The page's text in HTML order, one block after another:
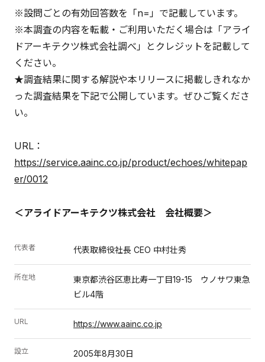
※設問ごとの有効回答数を「n=」で記載しています。
※本調査の内容を転載・ご利用いただく場合は「アライ
ドアーキテクツ株式会社調べ」とクレジットを記載して
ください。
★調査結果に関する解説や本リリースに掲載しきれなか
った調査結果を下記で公開しています。ぜひご覧くださ
い。
URL：
https://service.aainc.co.jp/product/echoes/whitepap
er/0012
＜アライドアーキテクツ株式会社 会社概要＞
代表者 代表取締役社長 CEO 中村壮秀
所在地
東京都渋谷区恵比寿一丁目19-15 ウノサワ東急
ビル4階
URL https://www.aainc.co.jp
設立 2005年8月30日